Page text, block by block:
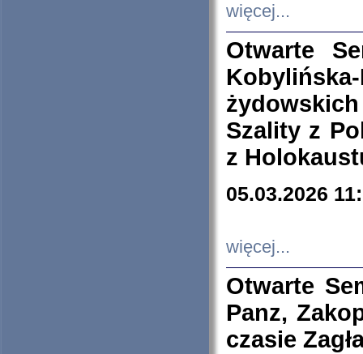
więcej...
Otwarte
Szality z
z
05.03.2026
więcej...
Otwarte
Panz,
czasie